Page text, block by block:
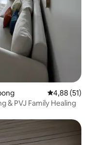
4,88 (51)
& PVJ Family Healing